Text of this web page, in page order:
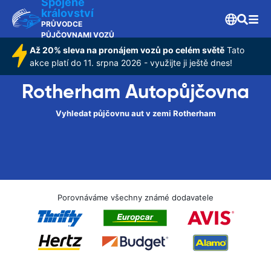
království
PRŮVODCE
PŮJČOVNAMI VOZŮ
Až 20% sleva na pronájem vozů po celém světě Tato
akce platí do 11. srpna 2026 - využijte ji ještě dnes!
Rotherham Autopůjčovna
Vyhledat půjčovnu aut v zemi Rotherham
Porovnáváme všechny známé dodavatele